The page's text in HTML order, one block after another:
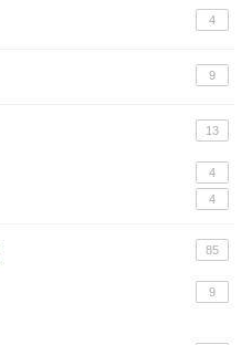
4
9
13
4
4
85
9